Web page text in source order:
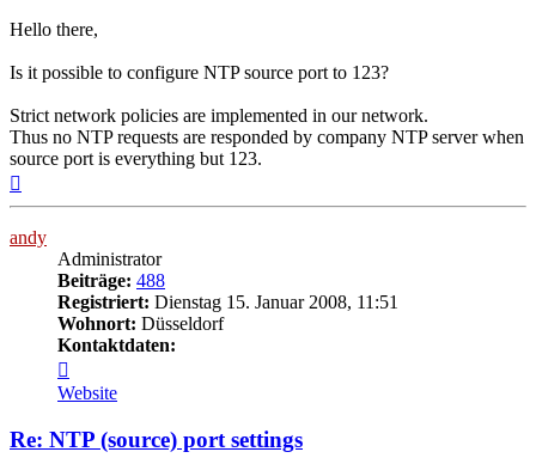
Hello there,
Is it possible to configure NTP source port to 123?
Strict network policies are implemented in our network.
Thus no NTP requests are responded by company NTP server when
source port is everything but 123.
andy
Administrator
Beiträge: 488
Registriert: Dienstag 15. Januar 2008, 11:51
Wohnort: Düsseldorf
Kontaktdaten:
von
andy
Website
Re: NTP (source) port settings